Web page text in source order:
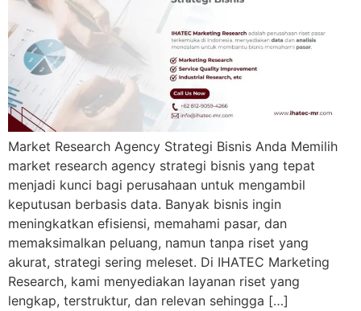
Market Research Agency Strategi Bisnis Anda Memilih
market research agency strategi bisnis yang tepat
menjadi kunci bagi perusahaan untuk mengambil
keputusan berbasis data. Banyak bisnis ingin
meningkatkan efisiensi, memahami pasar, dan
memaksimalkan peluang, namun tanpa riset yang
akurat, strategi sering meleset. Di IHATEC Marketing
Research, kami menyediakan layanan riset yang
lengkap, terstruktur, dan relevan sehingga […]